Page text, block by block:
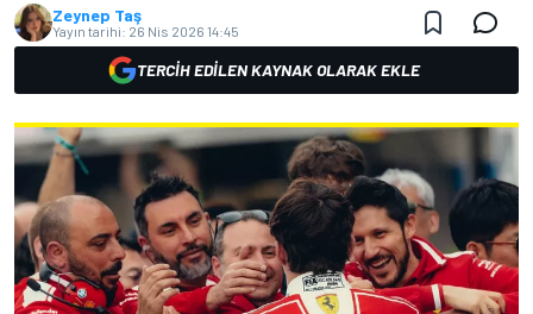
Zeynep Taş
Yayın tarihi: 26 Nis 2026 14:45
TERCIH EDILEN KAYNAK OLARAK EKLE